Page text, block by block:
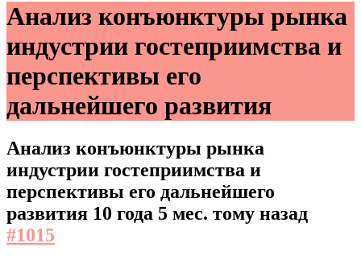
Анализ конъюнктуры рынка
индустрии гостеприимства и
перспективы его
дальнейшего развития
Анализ конъюнктуры рынка
индустрии гостеприимства и
перспективы его дальнейшего
развития 10 года 5 мес. тому назад
#1015